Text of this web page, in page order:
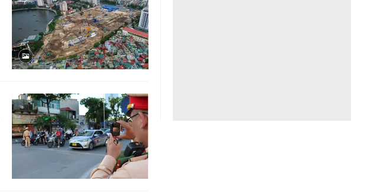
Sản phẩm
Thị trường
Tư vấn